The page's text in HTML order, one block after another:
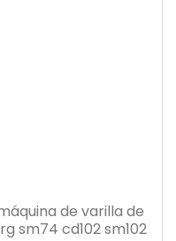
de varilla de
sm74 cd102 sm102